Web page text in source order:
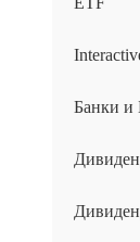
Банки и